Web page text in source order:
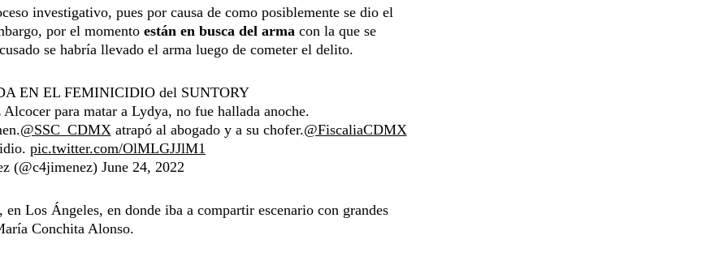
investigativo, pues por causa de como posiblemente se dio el
por el momento están en busca del arma con la que se
se habría llevado el arma luego de cometer el delito.
EN EL FEMINICIDIO del SUNTORY
para matar a Lydya, no fue hallada anoche.
@SSC_CDMXatrapó al abogado y a su chofer.@FiscaliaCDMX
pic.twitter.com/OlMLGJJlM1
(@c4jimenez) June 24, 2022
Los Ángeles, en donde iba a compartir escenario con grandes
Conchita Alonso.